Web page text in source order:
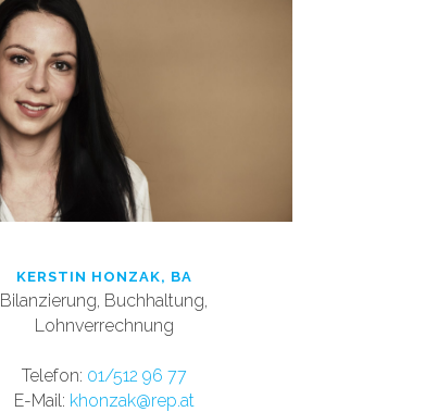
KERSTIN HONZAK, BA
Bilanzierung, Buchhaltung,
Lohnverrechnung
Telefon: 01/512 96 77
E-Mail: khonzak@rep.at